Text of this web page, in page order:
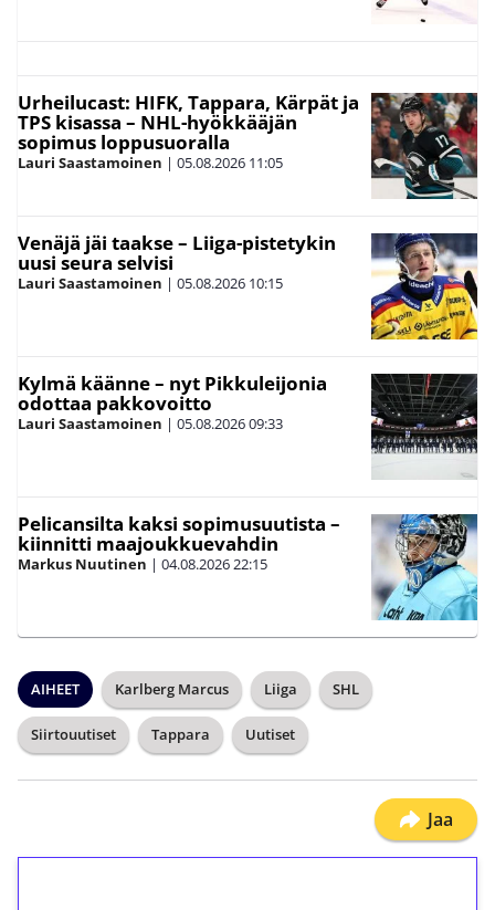
Urheilucast: HIFK, Tappara, Kärpät ja
TPS kisassa – NHL-hyökkääjän
sopimus loppusuoralla
Lauri Saastamoinen | 05.08.2026 11:05
Venäjä jäi taakse – Liiga-pistetykin
uusi seura selvisi
Lauri Saastamoinen | 05.08.2026 10:15
Kylmä käänne – nyt Pikkuleijonia
odottaa pakkovoitto
Lauri Saastamoinen | 05.08.202609:33
Pelicansilta kaksi sopimusuutista –
kiinnitti maajoukkuevahdin
Markus Nuutinen | 04.08.202622:15
AIHEET Karlberg Marcus Liiga SHL
Siirtouutiset Tappara Uutiset
Jaa